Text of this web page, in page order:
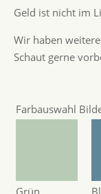
Geld ist nicht im
Wir haben
Schaut gerne
Farbauswahl
Grün